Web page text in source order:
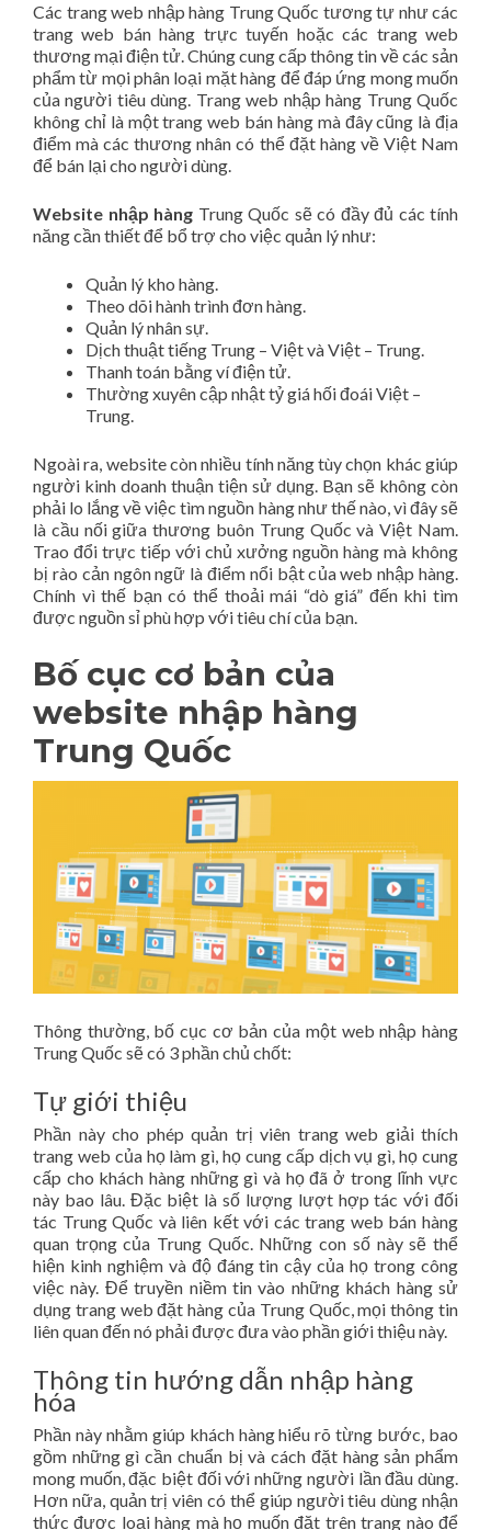
Các trang web nhập hàng Trung Quốc tương tự như các
trang web bán hàng trực tuyến hoặc các trang web
thương mại điện tử. Chúng cung cấp thông tin về các sản
phẩm từ mọi phân loại mặt hàng để đáp ứng mong muốn
của người tiêu dùng. Trang web nhập hàng Trung Quốc
không chỉ là một trang web bán hàng mà đây cũng là địa
điểm mà các thương nhân có thể đặt hàng về Việt Nam
để bán lại cho người dùng.
Website nhập hàng Trung Quốc sẽ có đầy đủ các tính
năng cần thiết để bổ trợ cho việc quản lý như:
Quản lý kho hàng.
Theo dõi hành trình đơn hàng.
Quản lý nhân sự.
Dịch thuật tiếng Trung – Việt và Việt – Trung.
Thanh toán bằng ví điện tử.
Thường xuyên cập nhật tỷ giá hối đoái Việt –
Trung.
Ngoài ra, website còn nhiều tính năng tùy chọn khác giúp
người kinh doanh thuận tiện sử dụng. Bạn sẽ không còn
phải lo lắng về việc tìm nguồn hàng như thế nào, vì đây sẽ
là cầu nối giữa thương buôn Trung Quốc và Việt Nam.
Trao đổi trực tiếp với chủ xưởng nguồn hàng mà không
bị rào cản ngôn ngữ là điểm nổi bật của web nhập hàng.
Chính vì thế bạn có thể thoải mái “dò giá” đến khi tìm
được nguồn sỉ phù hợp với tiêu chí của bạn.
Bố cục cơ bản của
website nhập hàng
Trung Quốc
Thông thường, bố cục cơ bản của một web nhập hàng
Trung Quốc sẽ có 3 phần chủ chốt:
Tự giới thiệu
Phần này cho phép quản trị viên trang web giải thích
trang web của họ làm gì, họ cung cấp dịch vụ gì, họ cung
cấp cho khách hàng những gì và họ đã ở trong lĩnh vực
này bao lâu. Đặc biệt là số lượng lượt hợp tác với đối
tác Trung Quốc và liên kết với các trang web bán hàng
quan trọng của Trung Quốc. Những con số này sẽ thể
hiện kinh nghiệm và độ đáng tin cậy của họ trong công
việc này. Để truyền niềm tin vào những khách hàng sử
dụng trang web đặt hàng của Trung Quốc, mọi thông tin
liên quan đến nó phải được đưa vào phần giới thiệu này.
Thông tin hướng dẫn nhập hàng
hóa
Phần này nhằm giúp khách hàng hiểu rõ từng bước, bao
gồm những gì cần chuẩn bị và cách đặt hàng sản phẩm
mong muốn, đặc biệt đối với những người lần đầu dùng.
Hơn nữa, quản trị viên có thể giúp người tiêu dùng nhận
thức được loại hàng mà họ muốn đặt trên trang nào để